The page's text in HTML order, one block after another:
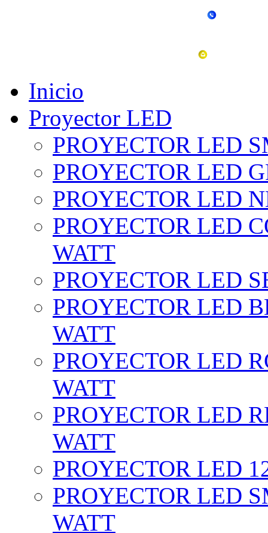
Inicio
Proyector LED
PROYECTOR LED
PROYECTOR LED
PROYECTOR LED
PROYECTOR LED
WATT
PROYECTOR LED
PROYECTOR LED
WATT
PROYECTOR LED
WATT
PROYECTOR LED
WATT
PROYECTOR LED
PROYECTOR LED
WATT